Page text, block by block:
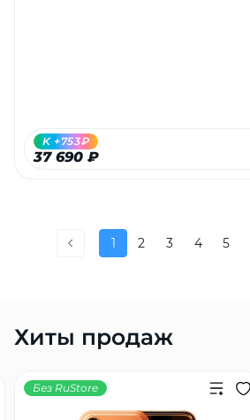
37 690 ₽
K +753₽
1 2 3 4 5
Хиты продаж
Без RuStore